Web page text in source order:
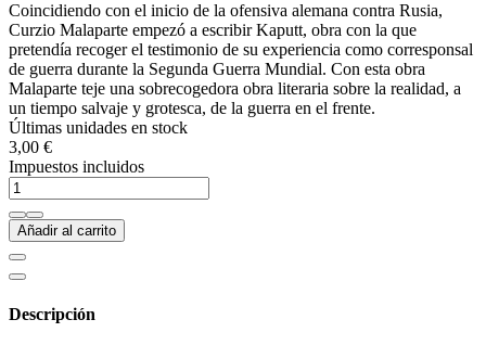
Coincidiendo con el inicio de la ofensiva alemana contra Rusia,
Curzio Malaparte empezó a escribir Kaputt, obra con la que
pretendía recoger el testimonio de su experiencia como corresponsal
de guerra durante la Segunda Guerra Mundial. Con esta obra
Malaparte teje una sobrecogedora obra literaria sobre la realidad, a
un tiempo salvaje y grotesca, de la guerra en el frente.
Últimas unidades en stock
3,00 €
Impuestos incluidos
Añadir al carrito
Descripción